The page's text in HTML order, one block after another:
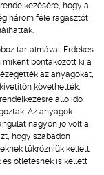
hogy a
három féle ragasztót
tartalmával. Érdekes
bontakozott ki a
az anyagokat,
követhették,
álló idő
Az anyagok
nagyon jó volt a
hogy szabadon
tükrözniük kellett
és ötletesnek is kellett